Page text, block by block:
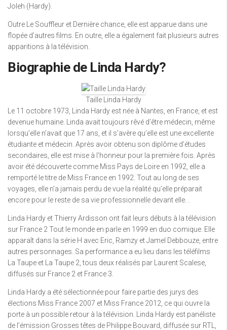
Joleh (Hardy).
Outre Le Souffleur et Dernière chance, elle est apparue dans une
flopée d’autres films. En outre, elle a également fait plusieurs autres
apparitions à la télévision.
Biographie de Linda Hardy?
Taille Linda Hardy
Le 11 octobre 1973, Linda Hardy est née à Nantes, en France, et est
devenue humaine. Linda avait toujours rêvé d’être médecin, même
lorsqu’elle n’avait que 17 ans, et il s’avère qu’elle est une excellente
étudiante et médecin. Après avoir obtenu son diplôme d’études
secondaires, elle est mise à l’honneur pour la première fois. Après
avoir été découverte comme Miss Pays de Loire en 1992, elle a
remporté le titre de Miss France en 1992. Tout au long de ses
voyages, elle n’a jamais perdu de vue la réalité qu’elle préparait
encore pour le reste de sa vie professionnelle devant elle. .
Linda Hardy et Thierry Ardisson ont fait leurs débuts à la télévision
sur France 2 Tout le monde en parle en 1999 en duo comique. Elle
apparaît dans la série H avec Eric, Ramzy et Jamel Debbouze, entre
autres personnages. Sa performance a eu lieu dans les téléfilms
La Taupe et La Taupe 2, tous deux réalisés par Laurent Scalese,
diffusés sur France 2 et France 3.
Linda Hardy a été sélectionnée pour faire partie des jurys des
élections Miss France 2007 et Miss France 2012, ce qui ouvre la
porte à un possible retour à la télévision. Linda Hardy est panéliste
de l’émission Grosses têtes de Philippe Bouvard, diffusée sur RTL,